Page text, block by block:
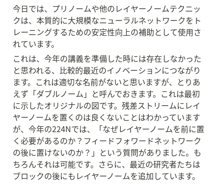
今日では、プリノームや他のレイヤーノームテクニッ
クは、本質的に大規模なニューラルネットワークをト
レーニングするための安定性向上の補助として使用さ
れています。
これは、今年の講義を準備した時には存在しなかった
と思われる、比較的最近のイノベーションにつながり
ます。これは適切な名前がないと思いますが、とりあ
えず「ダブルノーム」と呼んでおきます。これは最初
に示したオリジナルの図です。残差ストリームにレイ
ヤーノームを置くのは良くないことはわかっています
が、今年の224Nでは、「なぜレイヤーノームを前に置
く必要があるのか？フィードフォワードネットワーク
の後に置けないのか？」という質問がありました。も
ちろんそれは可能です。さらに、最近の研究者たちは
ブロックの後にもレイヤーノームを追加しています。